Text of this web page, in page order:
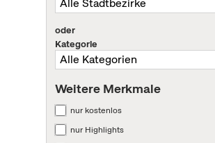
oder
Kategorie
Weitere Merkmale
nur kostenlos
nur Highlights